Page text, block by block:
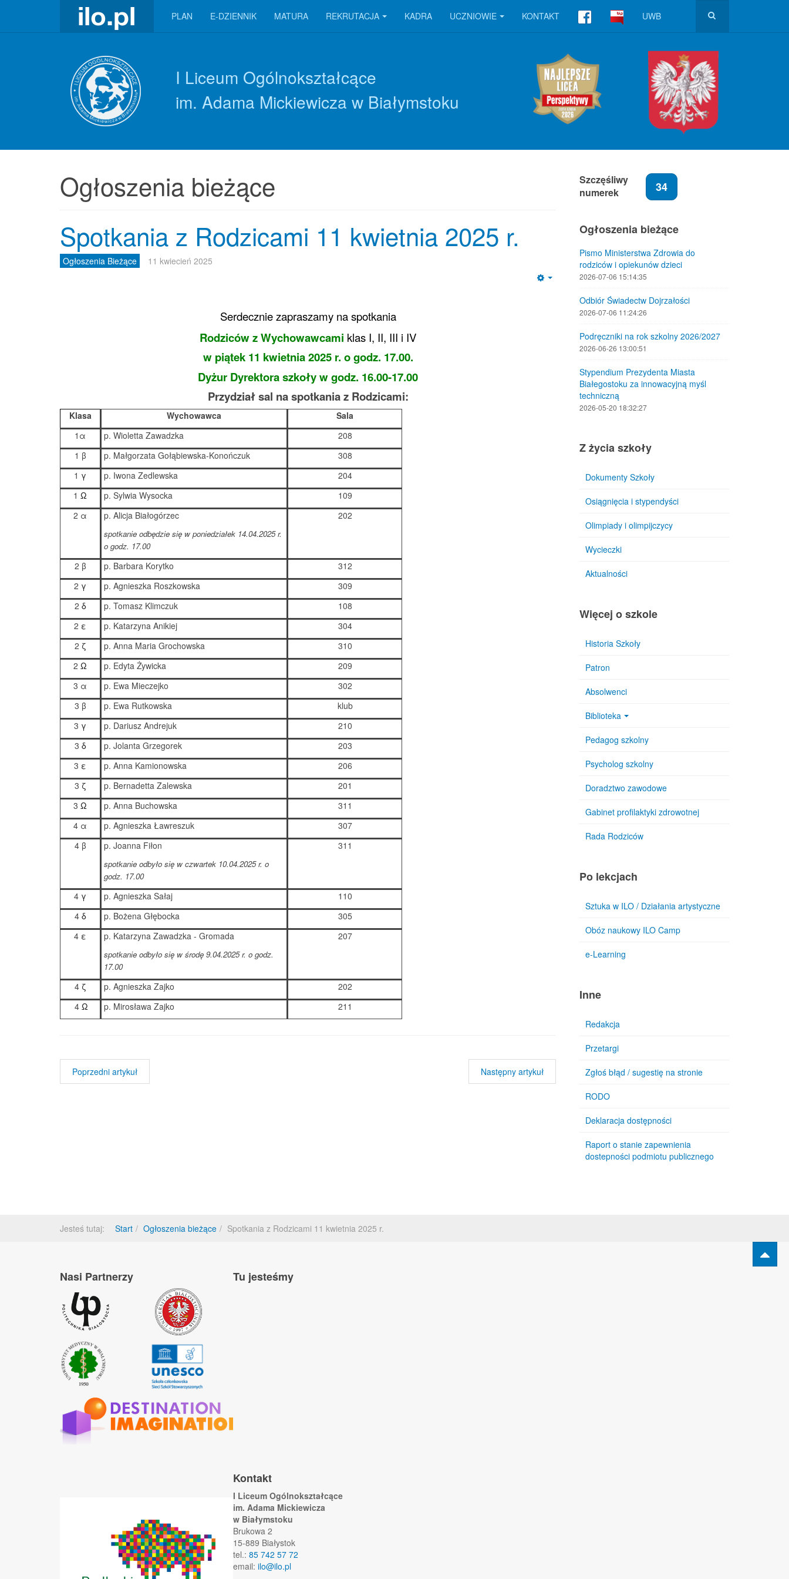
PLAN E-DZIENNIK MATURA REKRUTACJA KADRA UCZNIOWIE KONTAKT UWB
I Liceum Ogólnokształcące
im. Adama Mickiewicza w Białymstoku
Ogłoszenia bieżące
Spotkania z Rodzicami 11 kwietnia 2025 r.
Ogłoszenia Bieżące 11 kwiecień 2025
Serdecznie zapraszamy naspotkania
Rodziców z Wychowawcami klas I, II, III i IV
w piątek 11 kwietnia 2025 r. o godz. 17.00.
Dyżur Dyrektora szkoły w godz. 16.00-17.00
Przydział sal na spotkania z Rodzicami:
Klasa Wychowawca
Sala
1 α p. Wioletta Zawadzka
208
1 β p. Małgorzata Gołąbiewska-Konończuk
308
1 γ p. Iwona Zedlewska
204
1 Ω p. Sylwia Wysocka
109
2 α p. Alicja Białogórzec
spotkanie odbędzie się w poniedziałek 14.04.2025 r.
o godz. 17.00
202
2 β p. Barbara Korytko
312
2 γ p. Agnieszka Roszkowska
309
2 δ p. Tomasz Klimczuk
108
2 ε p. Katarzyna Anikiej
304
2 ζ p. Anna Maria Grochowska
310
2 Ω p. Edyta Żywicka
209
3 α
p. Ewa Mieczejko
302
3 β
p. Ewa Rutkowska
klub
3 γ p. Dariusz Andrejuk
210
3 δ p. Jolanta Grzegorek
203
3 ε p. Anna Kamionowska
206
3 ζ p. Bernadetta Zalewska
201
3 Ω p. Anna Buchowska
311
4 α
p. Agnieszka Ławreszuk
307
4 β
p. Joanna Fiłon
spotkanie odbyło się w czwartek 10.04.2025 r. o
godz. 17.00
311
4 γ p. Agnieszka Sałaj
110
4 δ p. Bożena Głębocka
305
4 ε p. Katarzyna Zawadzka - Gromada
spotkanie odbyło się w środę 9.04.2025 r. o godz.
17.00
207
4 ζ p. Agnieszka Zajko
202
4 Ω p. Mirosława Zajko 211
Poprzedni artykuł Następny artykuł
Szczęśliwy
numerek
34
Ogłoszenia bieżące
Pismo Ministerstwa Zdrowia do
rodziców i opiekunów dzieci
2026-07-06 15:14:35
Odbiór Świadectw Dojrzałości
2026-07-06 11:24:26
Podręczniki na rok szkolny 2026/2027
2026-06-26 13:00:51
Stypendium Prezydenta Miasta
Białegostoku za innowacyjną myśl
techniczną
2026-05-20 18:32:27
Z życia szkoły
Dokumenty Szkoły
Osiągnięcia i stypendyści
Olimpiady i olimpijczycy
Wycieczki
Aktualności
Więcej o szkole
Historia Szkoły
Patron
Absolwenci
Biblioteka
Pedagog szkolny
Psycholog szkolny
Doradztwo zawodowe
Gabinet profilaktyki zdrowotnej
Rada Rodziców
Po lekcjach
Sztuka w ILO / Działania artystyczne
Obóz naukowy ILO Camp
e-Learning
Inne
Redakcja
Przetargi
Zgłoś błąd / sugestię na stronie
RODO
Deklaracja dostępności
Raport o stanie zapewnienia
dostepności podmiotu publicznego
Jesteś tutaj: Start Ogłoszenia bieżące Spotkania z Rodzicami 11 kwietnia 2025 r.
Nasi Partnerzy Tu jesteśmy
Kontakt
I Liceum Ogólnokształcące
im. Adama Mickiewicza
w Białymstoku
Brukowa 2
15-889 Białystok
tel.: 85 742 57 72
email: ilo@ilo.pl